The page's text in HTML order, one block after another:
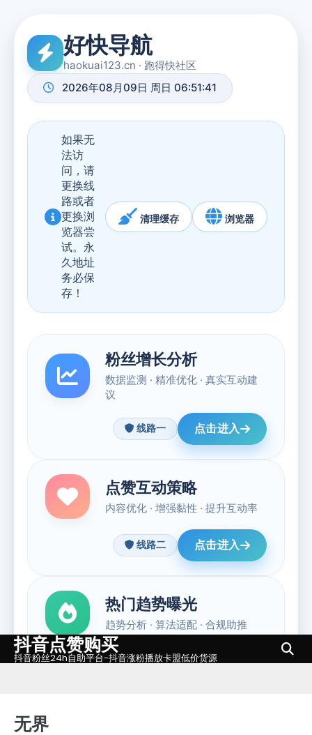
Skip抖音点赞购买
抖音粉丝24h自助平台-抖音涨粉播放卡盟低价货源
无界